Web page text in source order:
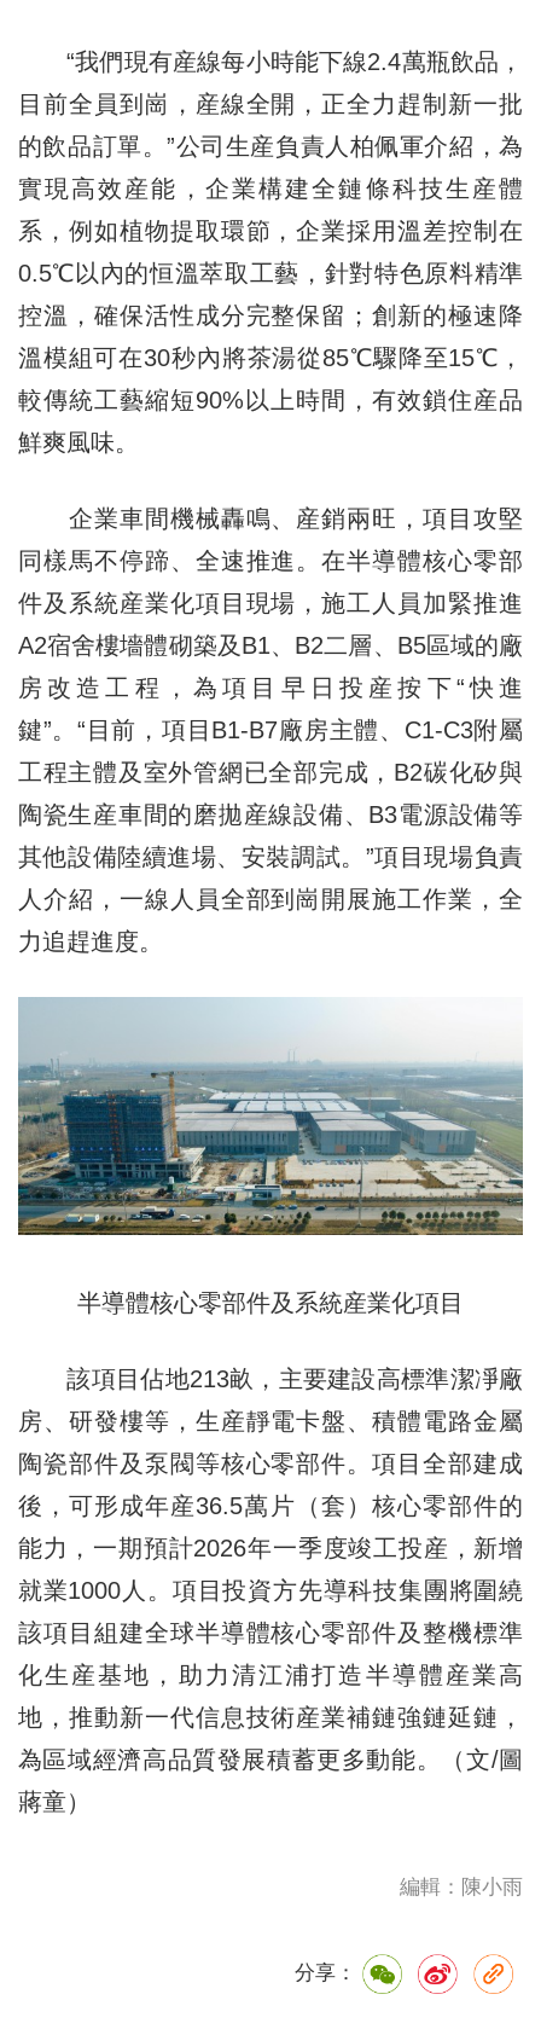
“我們現有産線每小時能下線2.4萬瓶飲品，
目前全員到崗，産線全開，正全力趕制新一批
的飲品訂單。”公司生産負責人柏佩軍介紹，為
實現高效産能，企業構建全鏈條科技生産體
系，例如植物提取環節，企業採用溫差控制在
0.5℃以內的恒溫萃取工藝，針對特色原料精準
控溫，確保活性成分完整保留；創新的極速降
溫模組可在30秒內將茶湯從85℃驟降至15℃，
較傳統工藝縮短90%以上時間，有效鎖住産品
鮮爽風味。
企業車間機械轟鳴、産銷兩旺，項目攻堅
同樣馬不停蹄、全速推進。在半導體核心零部
件及系統産業化項目現場，施工人員加緊推進
A2宿舍樓墻體砌築及B1、B2二層、B5區域的廠
房改造工程，為項目早日投産按下“快進
鍵”。“目前，項目B1-B7廠房主體、C1-C3附屬
工程主體及室外管網已全部完成，B2碳化矽與
陶瓷生産車間的磨拋産線設備、B3電源設備等
其他設備陸續進場、安裝調試。”項目現場負責
人介紹，一線人員全部到崗開展施工作業，全
力追趕進度。
半導體核心零部件及系統産業化項目
該項目佔地213畝，主要建設高標準潔凈廠
房、研發樓等，生産靜電卡盤、積體電路金屬
陶瓷部件及泵閥等核心零部件。項目全部建成
後，可形成年産36.5萬片（套）核心零部件的
能力，一期預計2026年一季度竣工投産，新增
就業1000人。項目投資方先導科技集團將圍繞
該項目組建全球半導體核心零部件及整機標準
化生産基地，助力清江浦打造半導體産業高
地，推動新一代信息技術産業補鏈強鏈延鏈，
為區域經濟高品質發展積蓄更多動能。（文/圖
蔣童）
編輯：陳小雨
分享：